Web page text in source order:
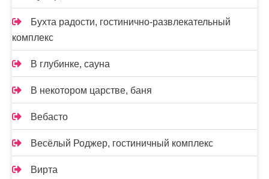
Бухта радости, гостинично-развлекательный
комплекс
В глубинке, сауна
В некотором царстве, баня
Вебасто
Весёлый Роджер, гостиничный комплекс
Вирта